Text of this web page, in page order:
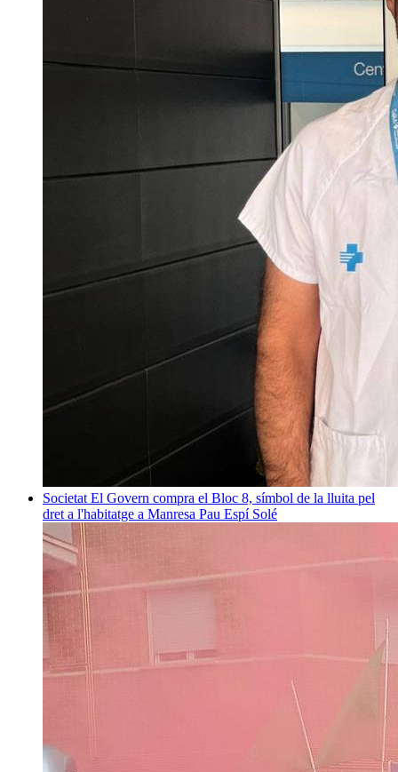
Societat El Govern compra el Bloc 8, símbol de la lluita pel
dret a l'habitatge a Manresa Pau Espí Solé